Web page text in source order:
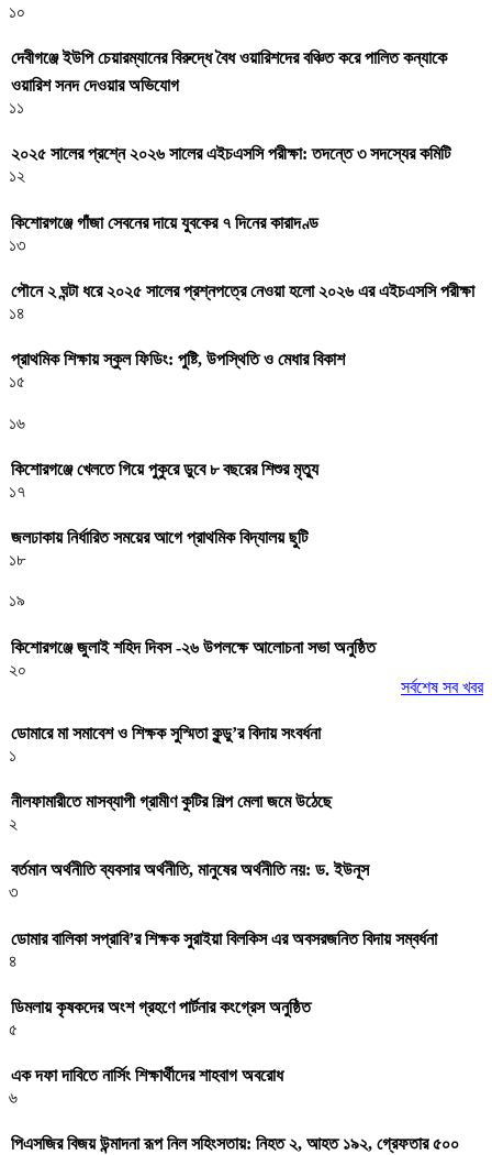
১০
দেবীগঞ্জে ইউপি চেয়ারম্যানের বিরুদ্ধে বৈধ ওয়ারিশদের বঞ্চিত করে পালিত কন্যাকে
ওয়ারিশ সনদ দেওয়ার অভিযোগ
১১
২০২৫ সালের প্রশ্নে ২০২৬ সালের এইচএসসি পরীক্ষা: তদন্তে ৩ সদস্যের কমিটি
১২
কিশোরগঞ্জে গাঁজা সেবনের দায়ে যুবকের ৭ দিনের কারাদণ্ড
১৩
পৌনে ২ ঘন্টা ধরে ২০২৫ সালের প্রশ্নপত্রে নেওয়া হলো ২০২৬ এর এইচএসসি পরীক্ষা
১৪
প্রাথমিক শিক্ষায় স্কুল ফিডিং: পুষ্টি, উপস্থিতি ও মেধার বিকাশ
১৫
১৬
কিশোরগঞ্জে খেলতে গিয়ে পুকুরে ডুবে ৮ বছরের শিশুর মৃত্যু
১৭
জলঢাকায় নির্ধারিত সময়ের আগে প্রাথমিক বিদ্যালয় ছুটি
১৮
১৯
কিশোরগঞ্জে জুলাই শহিদ দিবস -২৬ উপলক্ষে আলোচনা সভা অনুষ্ঠিত
২০
সর্বশেষ সব খবর
ডোমারে মা সমাবেশ ও শিক্ষক সুস্মিতা কুন্ডু’র বিদায় সংবর্ধনা
১
নীলফামারীতে মাসব্যাপী গ্রামীণ কুটির শিল্প মেলা জমে উঠেছে
২
বর্তমান অর্থনীতি ব্যবসার অর্থনীতি, মানুষের অর্থনীতি নয়: ড. ইউনূস
৩
ডোমার বালিকা সপ্রাবি’র শিক্ষক সুরাইয়া বিলকিস এর অবসরজনিত বিদায় সম্বর্ধনা
৪
ডিমলায় কৃষকদের অংশ গ্রহণে পার্টনার কংগ্রেস অনুষ্ঠিত
৫
এক দফা দাবিতে নার্সিং শিক্ষার্থীদের শাহবাগ অবরোধ
৬
পিএসজির বিজয় উন্মাদনা রূপ নিল সহিংসতায়: নিহত ২, আহত ১৯২, গ্রেফতার ৫০০